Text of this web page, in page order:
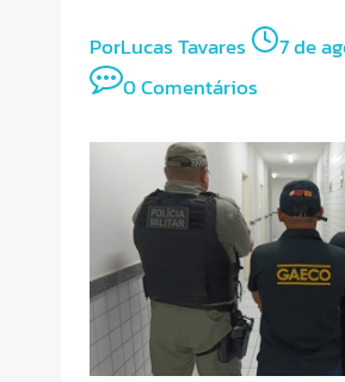
PorLucas Tavares
7 de
0 Comentários